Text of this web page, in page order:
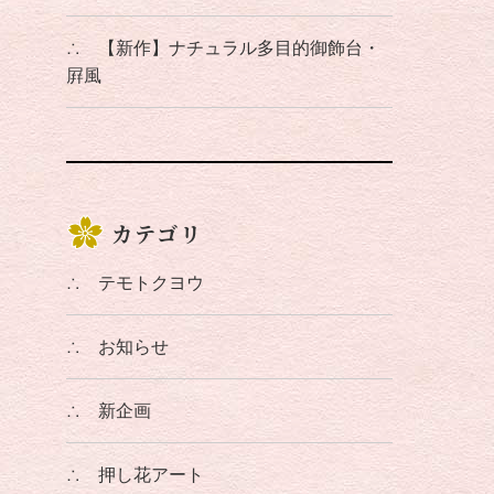
∴
【新作】ナチュラル多目的御飾台・
屛風
カテゴリ
∴ テモトクヨウ
∴ お知らせ
∴新企画
∴押し花アート